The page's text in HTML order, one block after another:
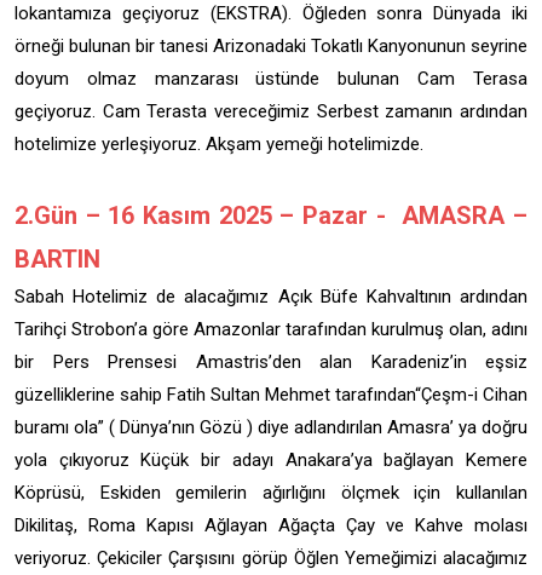
lokantamıza geçiyoruz (EKSTRA). Öğleden sonra Dünyada iki
örneği bulunan bir tanesi Arizonadaki Tokatlı Kanyonunun seyrine
doyum olmaz manzarası üstünde bulunan Cam Terasa
geçiyoruz. Cam Terasta vereceğimiz Serbest zamanın ardından
hotelimize yerleşiyoruz. Akşam yemeği hotelimizde.
2.Gün – 16 Kasım 2025 – Pazar - AMASRA –
BARTIN
Sabah Hotelimiz de alacağımız Açık Büfe Kahvaltının ardından
Tarihçi Strobon’a göre Amazonlar tarafından kurulmuş olan, adını
bir Pers Prensesi Amastris’den alan Karadeniz’in eşsiz
güzelliklerine sahip Fatih Sultan Mehmet tarafından“Çeşm-i Cihan
buramı ola” ( Dünya’nın Gözü ) diye adlandırılan Amasra’ ya doğru
yola çıkıyoruz Küçük bir adayı Anakara’ya bağlayan Kemere
Köprüsü, Eskiden gemilerin ağırlığını ölçmek için kullanılan
Dikilitaş, Roma Kapısı Ağlayan Ağaçta Çay ve Kahve molası
veriyoruz. Çekiciler Çarşısını görüp Öğlen Yemeğimizi alacağımız